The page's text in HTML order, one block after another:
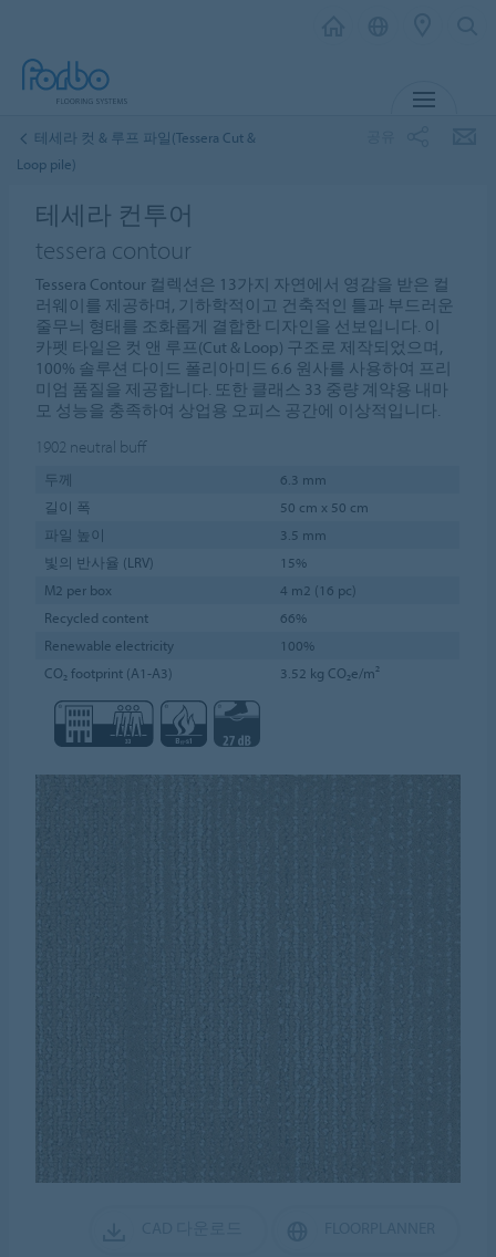
테세라 컷 & 루프 파일(Tessera Cut &
Loop pile)
테세라 컨투어
tessera contour
Tessera Contour 컬렉션은 13가지 자연에서 영감을 받은 컬
러웨이를 제공하며, 기하학적이고 건축적인 틀과 부드러운
줄무늬 형태를 조화롭게 결합한 디자인을 선보입니다. 이
카펫 타일은 컷 앤 루프(Cut & Loop) 구조로 제작되었으며,
100% 솔루션 다이드 폴리아미드 6.6 원사를 사용하여 프리
미엄 품질을 제공합니다. 또한 클래스 33 중량 계약용 내마
모 성능을 충족하여 상업용 오피스 공간에 이상적입니다.
1902 neutral buff
두께
6.3 mm
길이 폭
50 cm x 50 cm
파일 높이
3.5 mm
빛의 반사율 (LRV)
15%
M2 per box
4 m2 (16 pc)
Recycled content
66%
Renewable electricity
100%
CO₂ footprint (A1-A3)
3.52 kg CO₂e/m²